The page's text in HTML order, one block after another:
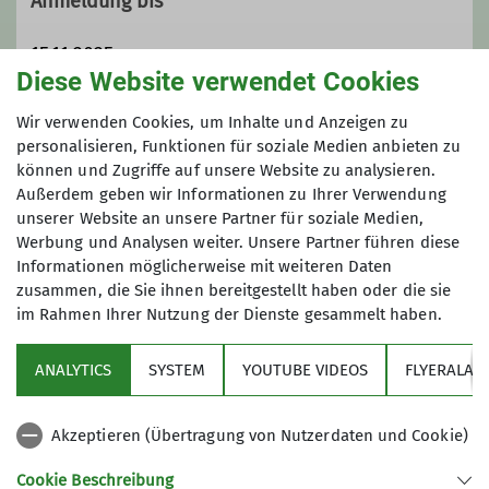
1989 eine eigenständige Sektion
Bergfreunde München e.V.
Im Jahr 2009 haben wir unsere Hütte,
das Spitzsteinhaus in den Chiemgauer
Alpen übernommen.
Wir sind eine sehr aktive Sektion mit
einer stattlichen Anzahl von
Bergtouren jeglicher Couleur
(Bergwanderungen, Hochtouren,
Skitouren, Ski-Langlauf, Klettertouren,
unser
Jahresprogramm. Daneben
Unsere Tourenleiter sowie die
Jugendleiter sind komplett
15.11.2025
Maximale Teilnehmeranzahl
6
Programm
News
Diese Website verwendet Cookies
Wir verwenden Cookies, um Inhalte und Anzeigen zu
personalisieren, Funktionen für soziale Medien anbieten zu
können und Zugriffe auf unsere Website zu analysieren.
Außerdem geben wir Informationen zu Ihrer Verwendung
unserer Website an unsere Partner für soziale Medien,
Werbung und Analysen weiter. Unsere Partner führen diese
Informationen möglicherweise mit weiteren Daten
zusammen, die Sie ihnen bereitgestellt haben oder die sie
im Rahmen Ihrer Nutzung der Dienste gesammelt haben.
ANALYTICS SYSTEM YOUTUBE VIDEOS
Akzeptieren (Übertragung von Nutzerdaten und Cookie)
Cookie Beschreibung